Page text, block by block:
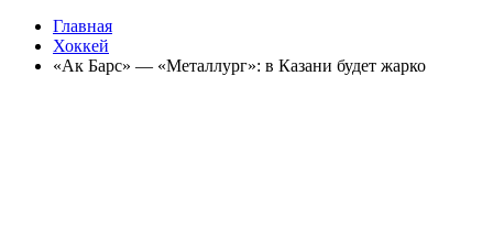
Главная
Хоккей
«Ак Барс» — «Металлург»: в Казани будет жарко